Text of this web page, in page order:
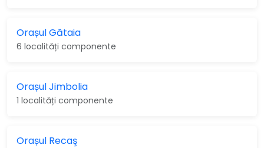
Orașul Gătaia
6 localități componente
Orașul Jimbolia
1 localități componente
Orașul Recaş